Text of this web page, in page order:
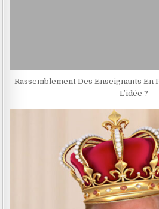
Rassemblement Des Enseignants En
L’idée ?